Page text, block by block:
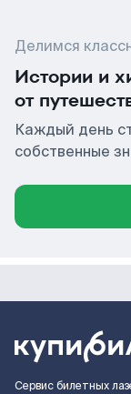
Делимся
Истории и
от
Каждый день
собственные
Сервис билетных